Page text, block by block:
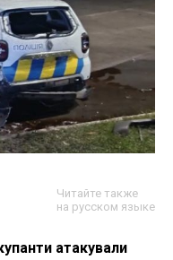
Читайте также
на русском языке
атакували